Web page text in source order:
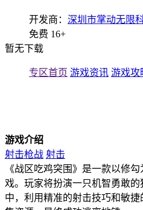
开发商： 深圳市掌动无限
免费 16+
暂无下载
专区首页 游戏资讯 游戏攻
游戏介绍
射击枪战 射击
《战区吃鸡突围》是一款以修
戏。玩家将扮演一只机智勇敢
中，利用精准的射击技巧和敏